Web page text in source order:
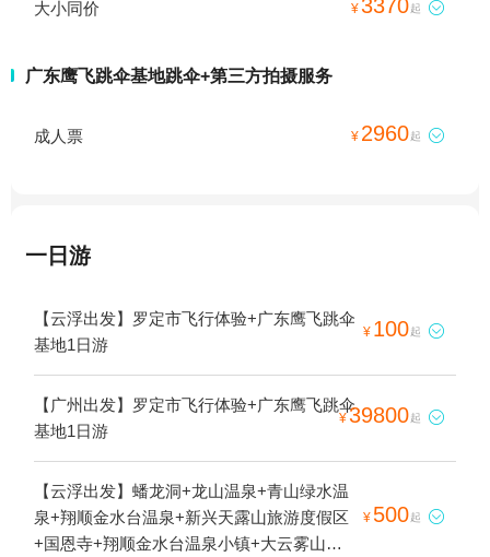
大小同价 ¥3370起 
广东鹰飞跳伞基地跳伞+第三方拍摄服务
成人票 ¥ 2960起 
一日游
【云浮出发】罗定市飞行体验+广东鹰飞跳伞
基地1日游
¥ 100起 
【广州出发】罗定市飞行体验+广东鹰飞跳伞
基地1日游
¥39800起 
【云浮出发】蟠龙洞+龙山温泉+青山绿水温
泉+翔顺金水台温泉+新兴天露山旅游度假区
+国恩寺+翔顺金水台温泉小镇+大云雾山旅
¥ 500起 